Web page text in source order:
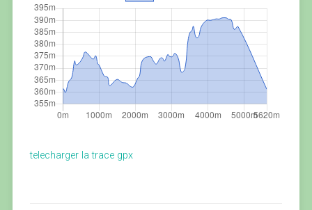
telecharger la trace gpx